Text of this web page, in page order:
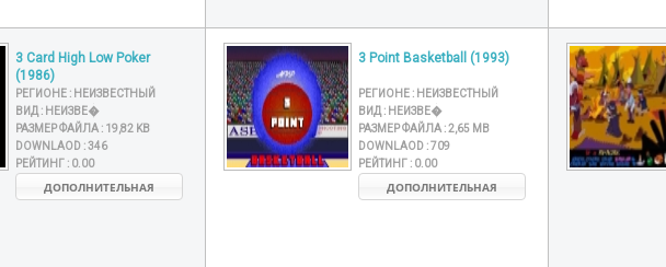
3 Card High Low Poker
(1986)
РЕГИОНЕ : НЕИЗВЕСТНЫЙ
ВИД : НЕИЗВЕ�
РАЗМЕР ФАЙЛА : 19,82 KB
DOWNLAOD :346
РЕЙТИНГ : 0.00
ДОПОЛНИТЕЛЬНАЯ
3 Point Basketball (1993)
РЕГИОНЕ : НЕИЗВЕСТНЫЙ
ВИД : НЕИЗВЕ�
РАЗМЕР ФАЙЛА :2,65 MB
DOWNLAOD :709
РЕЙТИНГ : 0.00
ДОПОЛНИТЕЛЬНАЯ